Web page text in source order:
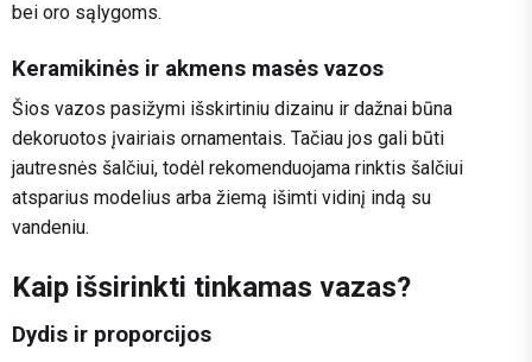
bei oro sąlygoms.
Keramikinės ir akmens masės vazos
Šios vazos pasižymi išskirtiniu dizainu ir dažnai būna
dekoruotos įvairiais ornamentais. Tačiau jos gali būti
jautresnės šalčiui, todėl rekomenduojama rinktis šalčiui
atsparius modelius arba žiemą išimti vidinį indą su
vandeniu.
Kaip išsirinkti tinkamas vazas?
Dydis ir proporcijos